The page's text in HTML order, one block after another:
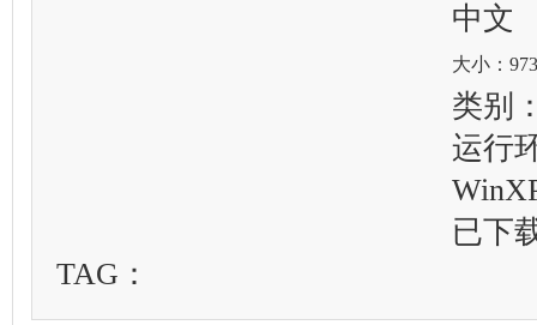
中文
大小：
类别
运行
已下
TAG：